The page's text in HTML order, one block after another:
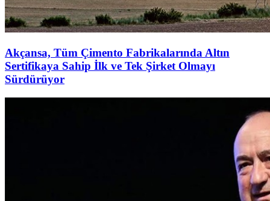
Akçansa, Tüm Çimento Fabrikalarında Altın
Sertifikaya Sahip İlk ve Tek Şirket Olmayı
Sürdürüyor